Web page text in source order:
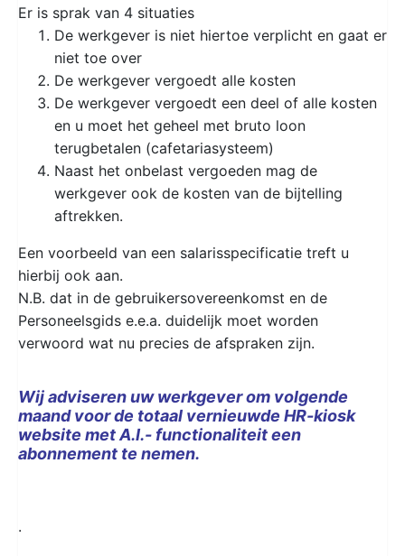
Er is sprak van 4 situaties
De werkgever is niet hiertoe verplicht en gaat er
niet toe over
De werkgever vergoedt alle kosten
De werkgever vergoedt een deel of alle kosten
en u moet het geheel met bruto loon
terugbetalen (cafetariasysteem)
Naast het onbelast vergoeden mag de
werkgever ook de kosten van de bijtelling
aftrekken.
Een voorbeeld van een salarisspecificatie treft u
hierbij ook aan.
N.B. dat in de gebruikersovereenkomst en de
Personeelsgids e.e.a. duidelijk moet worden
verwoord wat nu precies de afspraken zijn.
Wij adviseren uw werkgever om volgende
maand voor de totaal vernieuwde HR-kiosk
website met A.I.- functionaliteit een
abonnement te nemen.
.